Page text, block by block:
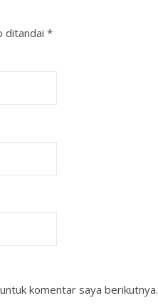
ditandai *
komentar saya berikutnya.